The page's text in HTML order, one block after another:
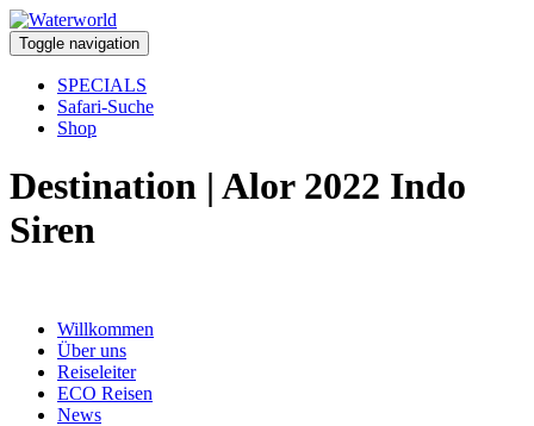
Toggle navigation
SPECIALS
Safari-Suche
Shop
Destination | Alor 2022 Indo
Siren
Willkommen
Über uns
Reiseleiter
ECO Reisen
News